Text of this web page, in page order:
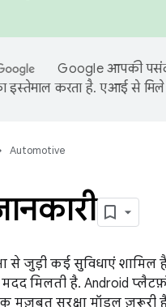
Google आपकी
इस्तेमाल करता है. एआई से मिले
Automotive
से जुड़ी कई सुविधाएं
मदद मिलती है. Android
मज़बूत सुरक्षा मॉडल ज़रूरी